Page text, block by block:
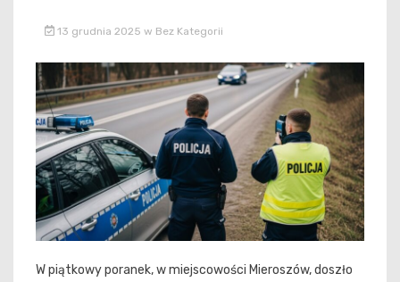
13 grudnia 2025 w Bez Kategorii
W piątkowy poranek, w miejscowości Mieroszów, doszło